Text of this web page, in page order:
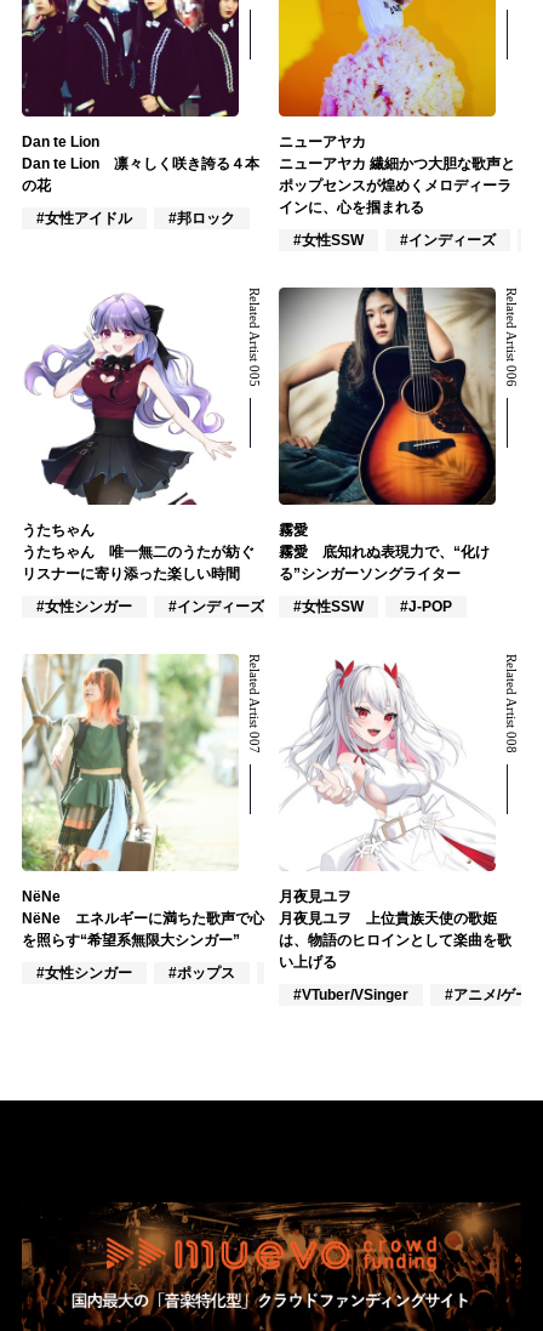
Dan te Lion
Dan te Lion 凛々しく咲き誇る４本
の花
#女性アイドル
#邦ロック
ニューアヤカ
ニューアヤカ 繊細かつ大胆な歌声と
ポップセンスが煌めくメロディーラ
インに、心を掴まれる
#女性SSW
#インディーズ
Related Artist 005
うたちゃん
うたちゃん 唯一無二のうたが紡ぐ
リスナーに寄り添った楽しい時間
#女性シンガー
#インディーズ #女性アイドル
Related Artist 006
霧愛
霧愛 底知れぬ表現力で、“化け
る”シンガーソングライター
#女性SSW
#J-POP
Related Artist 007
NёNe
NёNe エネルギーに満ちた歌声で心
を照らす“希望系無限大シンガー”
#女性シンガー
#ポップス #J-POP
Related Artist 008
月夜見ユヲ
月夜見ユヲ 上位貴族天使の歌姫
は、物語のヒロインとして楽曲を歌
い上げる
#VTuber/VSinger
#アニメ/ゲーム